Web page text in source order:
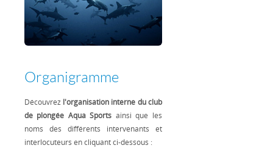
Organigramme
Découvrezl'organisation interne du club
de plongée Aqua Sports ainsi que les
noms des différents intervenants et
interlocuteurs en cliquant ci-dessous :